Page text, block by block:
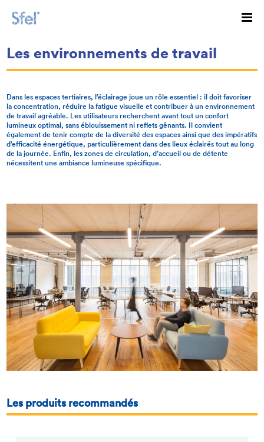
Les environnements de travail
Dans les espaces tertiaires, l’éclairage joue un rôle essentiel : il doit favoriser
la concentration, réduire la fatigue visuelle et contribuer à un environnement
de travail agréable. Les utilisateurs recherchent avant tout un confort
lumineux optimal, sans éblouissement ni reflets gênants. Il convient
également de tenir compte de la diversité des espaces ainsi que des impératifs
d’efficacité énergétique, particulièrement dans des lieux éclairés tout au long
de la journée. Enfin, les zones de circulation, d’accueil ou de détente
nécessitent une ambiance lumineuse spécifique.
Les produits recommandés